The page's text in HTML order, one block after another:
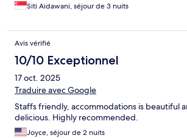
Siti Aidawani, séjour de 3 nuits
Avis vérifié
10/10 Exceptionnel
17 oct. 2025
Traduire avec Google
Staffs friendly, accommodations is beautiful
delicious. Highly recommended.
Joyce, séjour de 2 nuits